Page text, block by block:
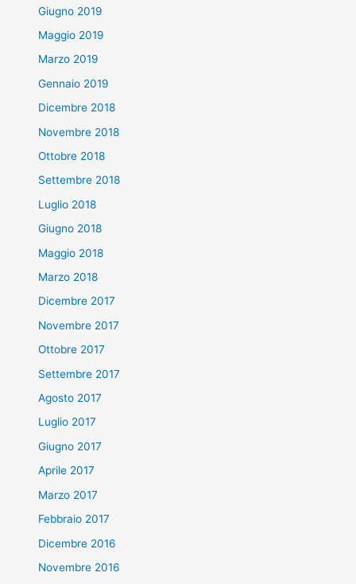
Giugno 2019
Maggio 2019
Marzo 2019
Gennaio 2019
Dicembre 2018
Novembre 2018
Ottobre 2018
Settembre 2018
Luglio 2018
Giugno 2018
Maggio 2018
Marzo 2018
Dicembre 2017
Novembre 2017
Ottobre 2017
Settembre 2017
Agosto 2017
Luglio 2017
Giugno 2017
Aprile 2017
Marzo 2017
Febbraio 2017
Dicembre 2016
Novembre 2016